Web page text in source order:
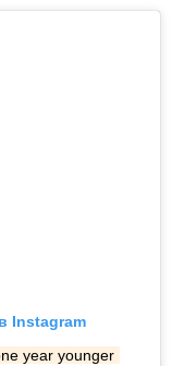
Instagram
year younger